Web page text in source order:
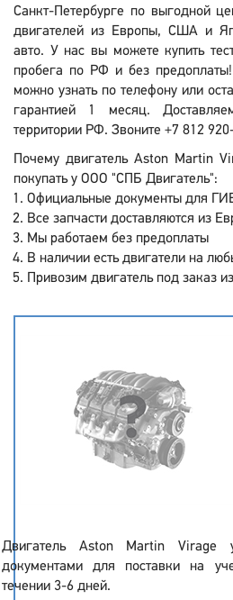
Санкт-Петербурге по выгодной
двигателей из Европы, США и
авто. У нас вы можете купить
пробега по РФ и без
можно узнать по телефону или
гарантией 1 месяц.
территории РФ. Звоните +7 812
Почему двигатель Aston Martin
покупать у ООО "СПБ Двигатель":
Официальные документы для
Все запчасти доставляются из
Мы работаем без предоплаты
В наличии есть двигатели на
Привозим двигатель под заказ
Двигатель Aston Martin Virage
документами для поставки на
течении 3-6 дней.